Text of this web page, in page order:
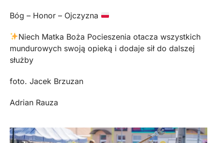
Bóg – Honor – Ojczyzna
Niech Matka Boża Pocieszenia otacza wszystkich
mundurowych swoją opieką i dodaje sił do dalszej
służby
foto. Jacek Brzuzan
Adrian Rauza